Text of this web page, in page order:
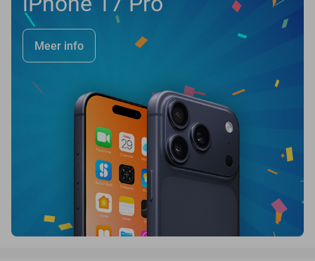
Meer info